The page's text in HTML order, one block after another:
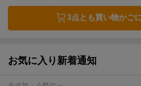
3点とも買い物かご
お気に入り新着通知